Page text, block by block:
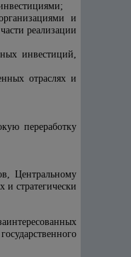
и
реализации
инвестиций,
отраслях и
переработку
Центральному
стратегически